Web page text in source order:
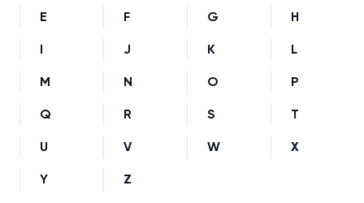
E F G H
I J K L
M N O P
Q R S T
U V W X
Y Z